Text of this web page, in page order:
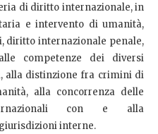
di diritto internazionale, in
e intervento di umanità,
internazionale penale,
competenze dei diversi
alla distinzione fra crimini di
alla concorrenza delle
con e alla
interne.